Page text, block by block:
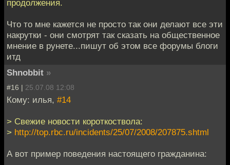
продолжения.
Что то мне кажется не просто так они делают все эти
накрутки - они смотрят так сказать на общественное
мнение в рунете...пишут об этом все форумы блоги
итд
Shnobbit »
#16 | 25.07.08 12:08
Кому: илья, #14
> Свежие новости короткоствола:
> http://top.rbc.ru/incidents/25/07/2008/207875.shtml
А вот пример поведения настоящего гражданина: